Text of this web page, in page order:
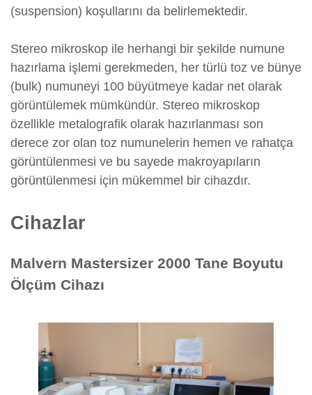
(suspension) koşullarını da belirlemektedir.
Stereo mikroskop ile herhangi bir şekilde numune
hazırlama işlemi gerekmeden, her türlü toz ve bünye
(bulk) numuneyi 100 büyütmeye kadar net olarak
görüntülemek mümkündür. Stereo mikroskop
özellikle metalografik olarak hazırlanması son
derece zor olan toz numunelerin hemen ve rahatça
görüntülenmesi ve bu sayede makroyapıların
görüntülenmesi için mükemmel bir cihazdır.
Cihazlar
Malvern Mastersizer 2000 Tane Boyutu
Ölçüm Cihazı